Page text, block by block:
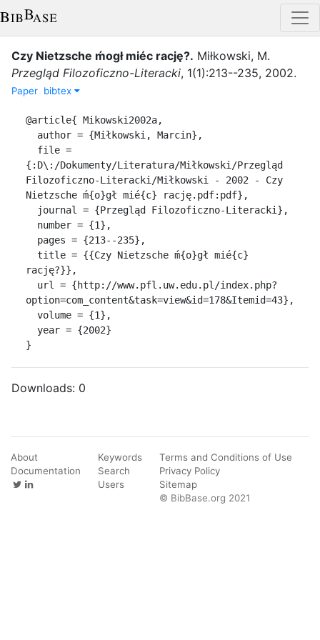
Czy Nietzsche ḿogł miéc rację?. Miłkowski, M.
Przegląd Filozoficzno-Literacki, 1(1):213--235, 2002.
Paper bibtex
@article{ Mikowski2002a,
{:D\:/Dokumenty/Literatura/Miłkowski/Przegląd
Filozoficzno-Literacki/Miłkowski - 2002 - Czy
Nietzsche ḿ{o}gł mié{c} rację.pdf:pdf},
rację?}},
option=com_content&task=view&id=178&Itemid=43},
}
Downloads: 0
About
Documentation
Keywords
Search
Users
Terms and Conditions of Use
Privacy Policy
Sitemap
© BibBase.org 2021